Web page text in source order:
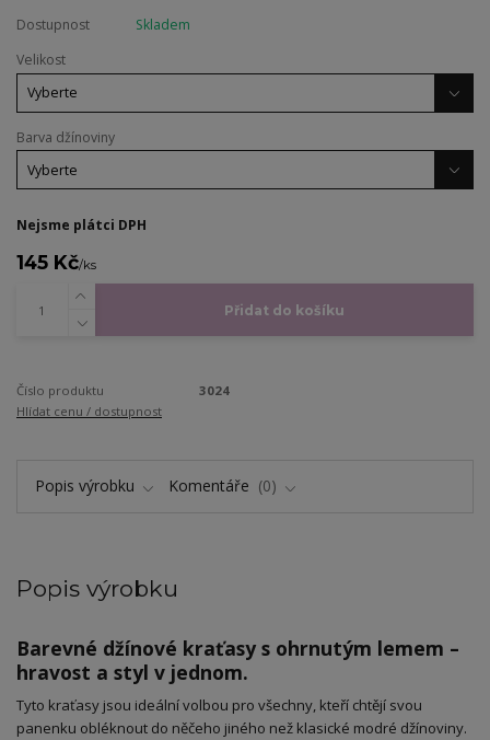
Dostupnost
Skladem
Velikost
Barva džínoviny
Nejsme plátci DPH
145 Kč/ks
Přidat do košíku
Číslo produktu
3024
Hlídat cenu / dostupnost
Popis výrobku Komentáře 0
Popis výrobku
Barevné džínové kraťasy s ohrnutým lemem –
hravost a styl v jednom.
​Tyto kraťasy jsou ideální volbou pro všechny, kteří chtějí svou
panenku obléknout do něčeho jiného než klasické modré džínoviny.